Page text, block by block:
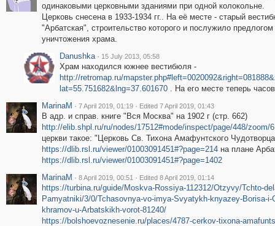
одинаковыми церковными зданиями при одной колокольне.
Церковь снесена в 1933-1934 гг.. На её месте - старый
"Арбатская", строительство которого и послужило
уничтожения храма.
Danushka · 15 July 2013, 05:58
Храм находился южнее вестибюля -
http://retromap.ru/
lat=55.751682&lng=37.601670. На его месте теперь
MarinaM · 7 April 2019, 01:19 · Edited 7 April 2019, 01:43
В адр. и справ. книге "Вся Москва" на 1902 г (стр. 662)
http://elib.shpl.ru/ru/nodes/17512#mode/inspect/page/448/zoom/6
церкви такое: "Церковь Св. Тихона Амафунтского
https://dlib.rsl.ru/viewer/01003091451#?page=214на плане
https://dlib.rsl.ru/viewer/01003091451#?page=1402
MarinaM · 8 April 2019, 00:51 · Edited 8 April 2019, 01:14
https://turbina.ru/guide/Moskva-Rossiya-112312/Otzyvy/Tchto-
Pamyatniki/3/0/Tchasovnya-vo-imya-Svyatykh-knyazey-Borisa-
khramov-u-Arbatskikh-vorot-81240/
https://bolshoevoznesenie.ru/places/4787-cerkov-tixona-